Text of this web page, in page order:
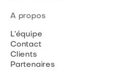
A propos
L’équipe
Contact
Clients
Partenaires